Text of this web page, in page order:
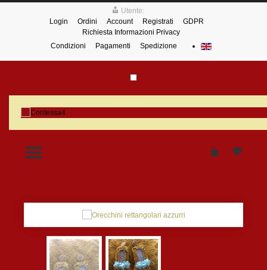
Utente:
Login
Ordini Account Registrati
GDPR
Richiesta Informazioni Privacy
Condizioni
Pagamenti Spedizione
TOGGLE MENU